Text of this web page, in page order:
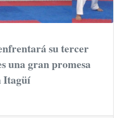
su tercer
una gran promesa
Itagüí